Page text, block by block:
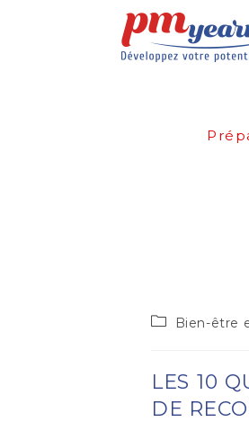
Bien-être
LES 10
DE